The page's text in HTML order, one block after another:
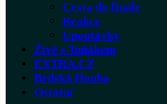
Cesta do finále
Reakce
Upoutávky
Živě s Tuňákem
EXTRA.CZ
Brdská Houba
Ostatní